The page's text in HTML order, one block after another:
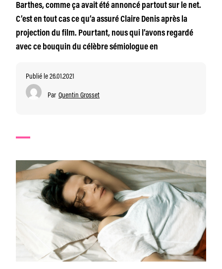
Barthes, comme ça avait été annoncé partout sur le net.
C’est en tout cas ce qu’a assuré Claire Denis après la
projection du film. Pourtant, nous qui l’avons regardé
avec ce bouquin du célèbre sémiologue en
Publié le 26.01.2021
Par Quentin Grosset